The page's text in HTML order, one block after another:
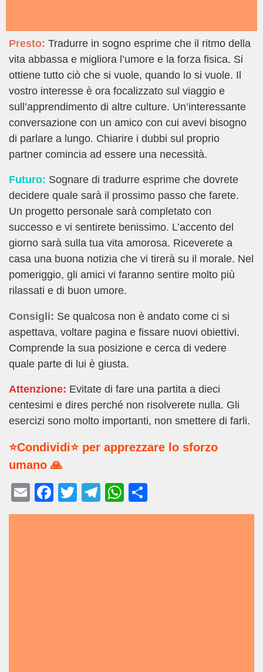
Presto: Tradurre in sogno esprime che il ritmo della
vita abbassa e migliora l’umore e la forza fisica. Si
ottiene tutto ciò che si vuole, quando lo si vuole. Il
vostro interesse è ora focalizzato sul viaggio e
sull’apprendimento di altre culture. Un’interessante
conversazione con un amico con cui avevi bisogno
di parlare a lungo. Chiarire i dubbi sul proprio
partner comincia ad essere una necessità.
Futuro: Sognare di tradurre esprime che dovrete
decidere quale sarà il prossimo passo che farete.
Un progetto personale sarà completato con
successo e vi sentirete benissimo. L’accento del
giorno sarà sulla tua vita amorosa. Riceverete a
casa una buona notizia che vi tirerà su il morale. Nel
pomeriggio, gli amici vi faranno sentire molto più
rilassati e di buon umore.
Consigli: Se qualcosa non è andato come ci si
aspettava, voltare pagina e fissare nuovi obiettivi.
Comprende la sua posizione e cerca di vedere
quale parte di lui è giusta.
Attenzione: Evitate di fare una partita a dieci
centesimi e dires perché non risolverete nulla. Gli
esercizi sono molto importanti, non smettere di farli.
⭐Condividi⭐ per apprezzare lo sforzo
umano 🙏
E
m
F
a
T
wi
T
el
W
h
o